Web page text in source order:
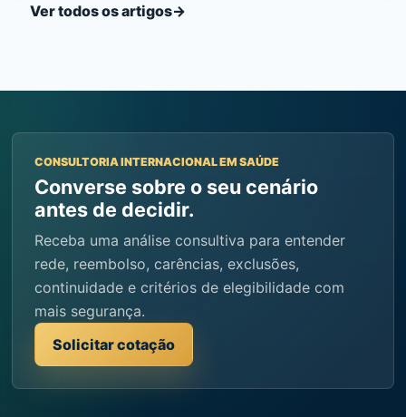
Ver todos os artigos→
CONSULTORIA INTERNACIONAL EM SAÚDE
Converse sobre o seu cenário
antes de decidir.
Receba uma análise consultiva para entender
rede, reembolso, carências, exclusões,
continuidade e critérios de elegibilidade com
mais segurança.
Solicitar cotação